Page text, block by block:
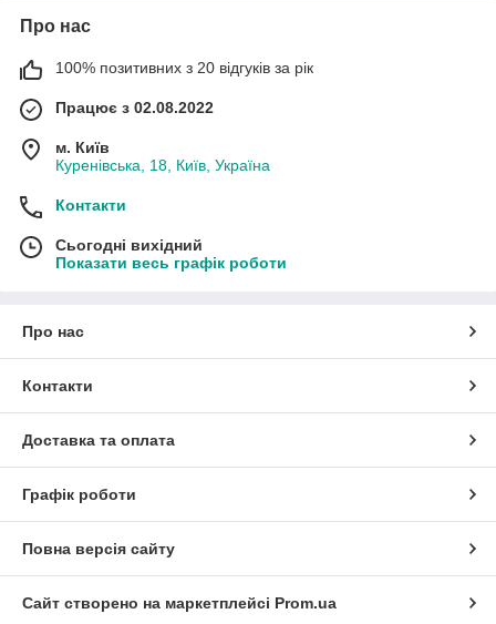
Про нас
100% позитивних з 20 відгуків за рік
Працює з 02.08.2022
м. Київ
Куренівська, 18, Київ, Україна
Контакти
Сьогодні вихідний
Показати весь графік роботи
Про нас
Контакти
Доставка та оплата
Графік роботи
Повна версія сайту
Сайт створено на маркетплейсі Prom.ua